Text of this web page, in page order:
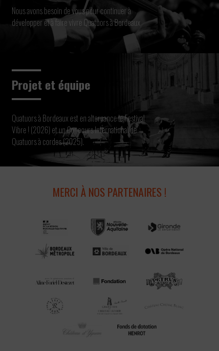
Nous avons besoin de vous pour continuer à
développer et à faire vivre Quatuors à Bordeaux
Projet et équipe
Quatuors à Bordeaux est en alternance le Festival
Vibre ! (2026) et un Concours International de
Quatuors à cordes (2025).
MERCI À NOS PARTENAIRES !